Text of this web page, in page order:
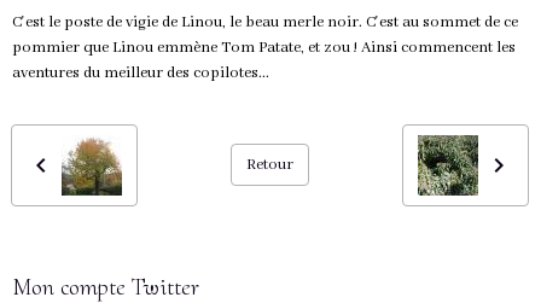
C'est le poste de vigie de Linou, le beau merle noir. C'est au sommet de ce
pommier que Linou emmène Tom Patate, et zou ! Ainsi commencent les
aventures du meilleur des copilotes...
Retour
Mon compte Twitter